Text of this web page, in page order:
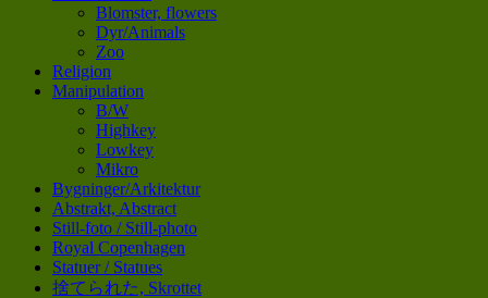
Blomster, flowers
Dyr/Animals
Zoo
Religion
Manipulation
B/W
Highkey
Lowkey
Mikro
Bygninger/Arkitektur
Abstrakt, Abstract
Still-foto / Still-photo
Royal Copenhagen
Statuer / Statues
捨てられた, Skrottet